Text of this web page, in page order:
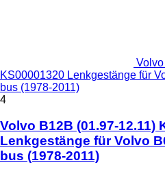
KS00001320 Lenkgestänge für
bus (1978-2011)
4
Volvo B12B (01.97-12.11)
Lenkgestänge für Volvo
bus (1978-2011)